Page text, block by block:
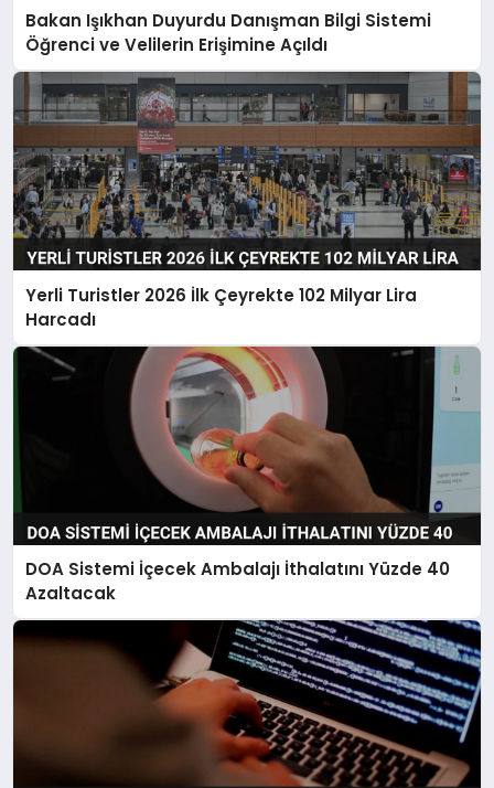
Bakan Işıkhan Duyurdu Danışman Bilgi Sistemi
Öğrenci ve Velilerin Erişimine Açıldı
Yerli Turistler 2026 İlk Çeyrekte 102 Milyar Lira
Harcadı
DOA Sistemi İçecek Ambalajı İthalatını Yüzde 40
Azaltacak